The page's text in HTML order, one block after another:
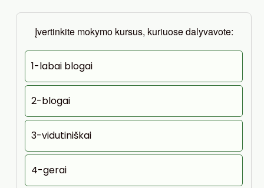
Įvertinkite mokymo kursus, kuriuose dalyvavote:
1-labai blogai
2-blogai
3-vidutiniškai
4-gerai